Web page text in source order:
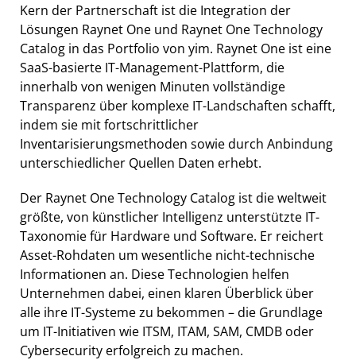
Kern der Partnerschaft ist die Integration der
Lösungen Raynet One und Raynet One Technology
Catalog in das Portfolio von yim. Raynet One ist eine
SaaS-basierte IT-Management-Plattform, die
innerhalb von wenigen Minuten vollständige
Transparenz über komplexe IT-Landschaften schafft,
indem sie mit fortschrittlicher
Inventarisierungsmethoden sowie durch Anbindung
unterschiedlicher Quellen Daten erhebt.
Der Raynet One Technology Catalog ist die weltweit
größte, von künstlicher Intelligenz unterstützte IT-
Taxonomie für Hardware und Software. Er reichert
Asset-Rohdaten um wesentliche nicht-technische
Informationen an. Diese Technologien helfen
Unternehmen dabei, einen klaren Überblick über
alle ihre IT-Systeme zu bekommen – die Grundlage
um IT-Initiativen wie ITSM, ITAM, SAM, CMDB oder
Cybersecurity erfolgreich zu machen.